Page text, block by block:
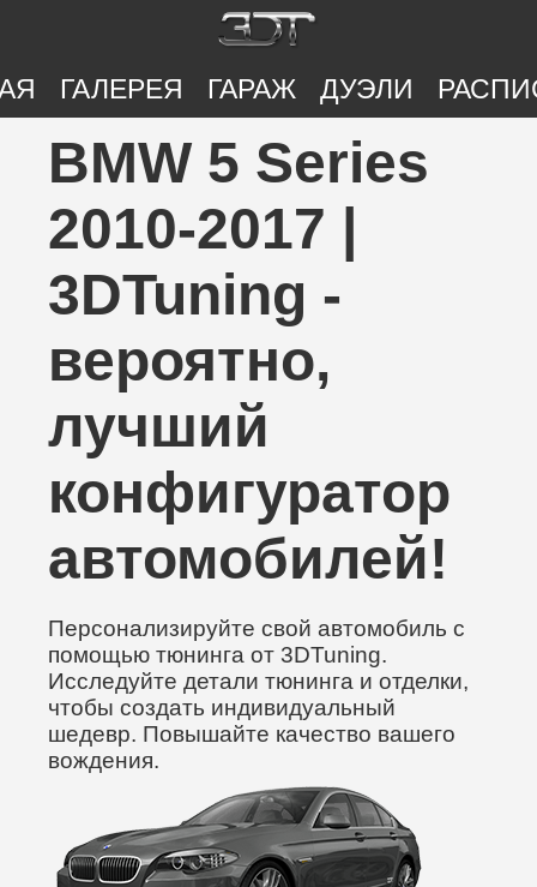
ГАЛЕРЕЯ ГАРАЖ ДУЭЛИ
BMW 5 Series
2010-2017 |
3DTuning -
вероятно,
лучший
конфигуратор
автомобилей!
Персонализируйте свой автомобиль с
помощью тюнинга от 3DTuning.
Исследуйте детали тюнинга и отделки,
чтобы создать индивидуальный
шедевр. Повышайте качество вашего
вождения.